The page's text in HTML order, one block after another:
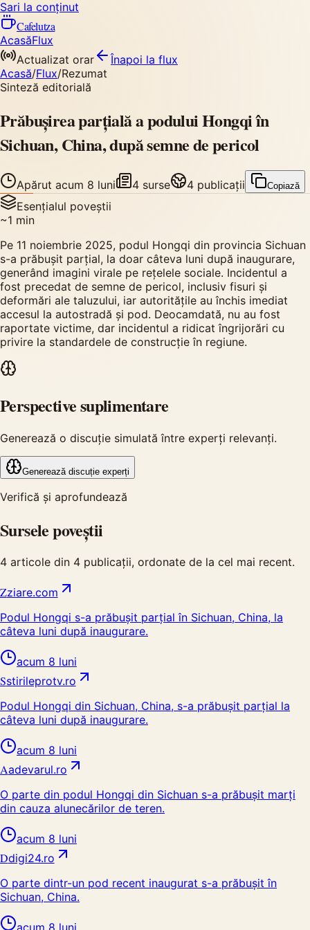
Sari la conținut
Cafelutza
AcasăFlux
Actualizat orar
Înapoi la flux
Acasă/Flux/Rezumat
Sinteză editorială
Prăbușirea parțială a podului Hongqi în
Sichuan, China, după semne de pericol
Apărut acum 8 luni 4 surse 4 publicații Copiază
Esențialul poveștii
~1 min
Pe 11 noiembrie 2025, podul Hongqi din provincia Sichuan
s-a prăbușit parțial, la doar câteva luni după inaugurare,
generând imagini virale pe rețelele sociale. Incidentul a
fost precedat de semne de pericol, inclusiv fisuri și
deformări ale taluzului, iar autoritățile au închis imediat
accesul la autostradă și pod. Deocamdată, nu au fost
raportate victime, dar incidentul a ridicat îngrijorări cu
privire la standardele de construcție în regiune.
Perspective suplimentare
Generează o discuție simulată între experți relevanți.
Generează discuție experți
Verifică și aprofundează
Sursele poveștii
4 articole din 4 publicații, ordonate de la cel mai recent.
Zziare.com
Podul Hongqi s-a prăbușit parțial în Sichuan, China, la
câteva luni după inaugurare.
acum 8 luni
Sstirileprotv.ro
Podul Hongqi din Sichuan, China, s-a prăbușit parțial la
câteva luni după inaugurare.
acum 8 luni
Aadevarul.ro
O parte din podul Hongqi din Sichuan s-a prăbușit marți
din cauza alunecărilor de teren.
acum 8 luni
Ddigi24.ro
O parte dintr-un pod recent inaugurat s-a prăbușit în
Sichuan, China.